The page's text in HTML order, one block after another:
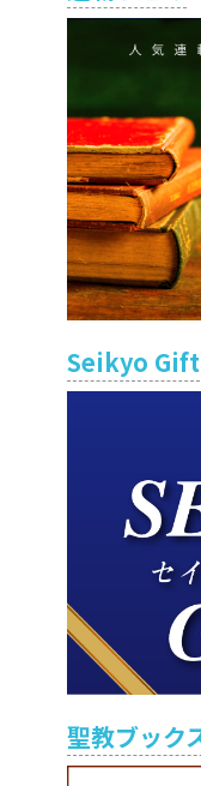
Seikyo Gift
聖教ブック